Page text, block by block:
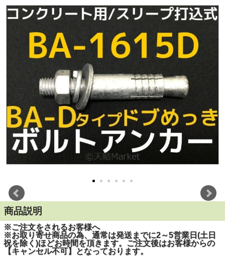
商品説明
※ご注文をされるお客様へ
※お取り寄せ商品の為、通常は発送までに2～5営業日(土日
祝を除く)ほどお時間を頂きます。ご注文後はお客様からの
【キャンセル不可】となっております。